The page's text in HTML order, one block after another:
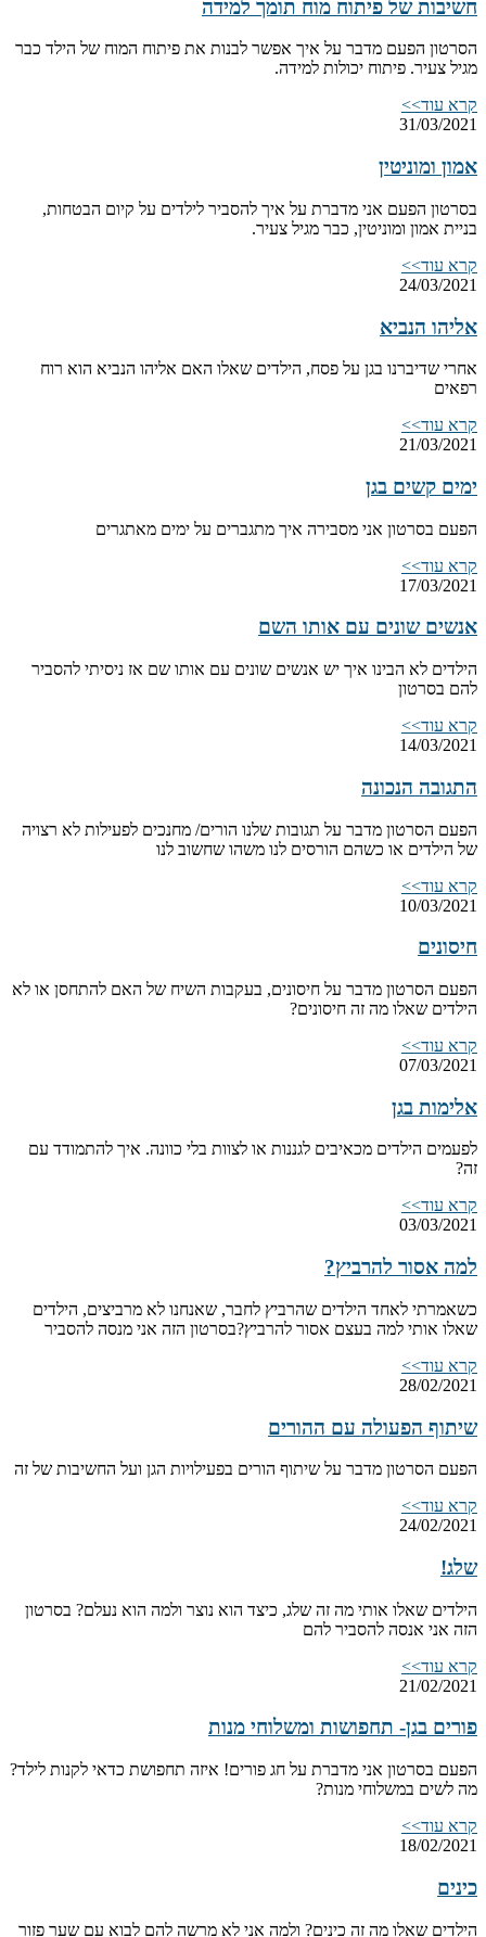
חשיבות של פיתוח מוח תומך למידה
הסרטון הפעם מדבר על איך אפשר לבנות את פיתוח המוח של הילד כבר
מגיל צעיר. פיתוח יכולות למידה.
קרא עוד>>
31/03/2021
אמון ומוניטין
בסרטון הפעם אני מדברת על איך להסביר לילדים על קיום הבטחות,
בניית אמון ומוניטין, כבר מגיל צעיר.
קרא עוד>>
24/03/2021
אליהו הנביא
אחרי שדיברנו בגן על פסח, הילדים שאלו האם אליהו הנביא הוא רוח
רפאים
קרא עוד>>
21/03/2021
ימים קשים בגן
הפעם בסרטון אני מסבירה איך מתגברים על ימים מאתגרים
קרא עוד>>
17/03/2021
אנשים שונים עם אותו השם
הילדים לא הבינו איך יש אנשים שונים עם אותו שם אז ניסיתי להסביר
להם בסרטון
קרא עוד>>
14/03/2021
התגובה הנכונה
הפעם הסרטון מדבר על תגובות שלנו הורים/ מחנכים לפעילות לא רצויה
של הילדים או כשהם הורסים לנו משהו שחשוב לנו
קרא עוד>>
10/03/2021
חיסונים
הפעם הסרטון מדבר על חיסונים, בעקבות השיח של האם להתחסן או לא
הילדים שאלו מה זה חיסונים?
קרא עוד>>
07/03/2021
אלימות בגן
לפעמים הילדים מכאיבים לגננות או לצוות בלי כוונה. איך להתמודד עם
זה?
קרא עוד>>
03/03/2021
למה אסור להרביץ?
כשאמרתי לאחד הילדים שהרביץ לחבר, שאנחנו לא מרביצים, הילדים
שאלו אותי למה בעצם אסור להרביץ?בסרטון הזה אני מנסה להסביר
קרא עוד>>
28/02/2021
שיתוף הפעולה עם ההורים
הפעם הסרטון מדבר על שיתוף הורים בפעילויות הגן ועל החשיבות של זה
קרא עוד>>
24/02/2021
שלג!
הילדים שאלו אותי מה זה שלג, כיצד הוא נוצר ולמה הוא נעלם? בסרטון
הזה אני אנסה להסביר להם
קרא עוד>>
21/02/2021
פורים בגן- תחפושות ומשלוחי מנות
הפעם בסרטון אני מדברת על חג פורים! איזה תחפושת כדאי לקנות לילד?
מה לשים במשלוחי מנות?
קרא עוד>>
18/02/2021
כינים
הילדים שאלו מה זה כינים? ולמה אני לא מרשה להם לבוא עם שער פזור